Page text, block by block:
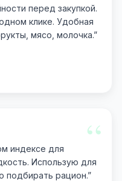
перед закупкой.
клике. Удобная
мясо, молочка.”
“
индексе для
Использую для
подбирать рацион.”